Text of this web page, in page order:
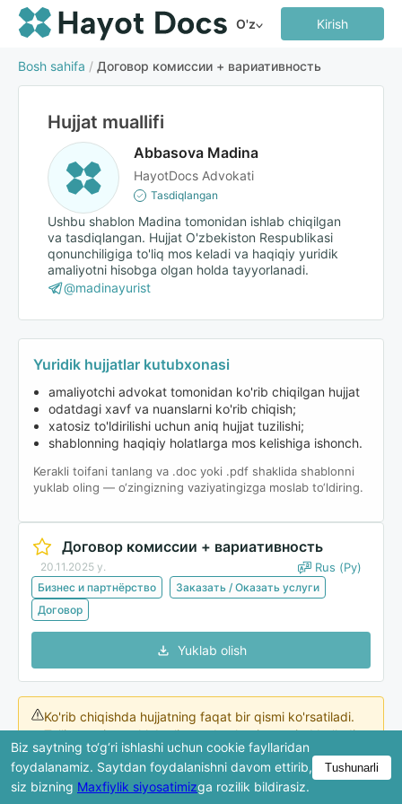
O'z Kirish
Bosh sahifa / Договор комиссии + вариативность
Hujjat muallifi
Abbasova Madina
HayotDocs Advokati
Tasdiqlangan
Ushbu shablon Madina tomonidan ishlab chiqilgan
va tasdiqlangan. Hujjat O'zbekiston Respublikasi
qonunchiligiga to'liq mos keladi va haqiqiy yuridik
amaliyotni hisobga olgan holda tayyorlanadi.
@madinayurist
Yuridik hujjatlar kutubxonasi
amaliyotchi advokat tomonidan ko'rib chiqilgan hujjat
odatdagi xavf va nuanslarni ko'rib chiqish;
xatosiz to'ldirilishi uchun aniq hujjat tuzilishi;
shablonning haqiqiy holatlarga mos kelishiga ishonch.
Kerakli toifani tanlang va .doc yoki .pdf shaklida shablonni
yuklab oling — o‘zingizning vaziyatingizga moslab to‘ldiring.
Договор комиссии + вариативность
20.11.2025 y. Rus (Ру)
Бизнес и партнёрство
Заказать / Оказать услуги
Договор
Yuklab olish
Ko'rib chiqishda hujjatning faqat bir qismi ko'rsatiladi.
To'liq versiya yuklab olingandan keyin mavjud bo'ladi.
Biz saytning to‘g‘ri ishlashi uchun cookie fayllaridan
foydalanamiz. Saytdan foydalanishni davom ettirib,
siz bizning Maxfiylik siyosatimizga rozilik bildirasiz.
Tushunarli